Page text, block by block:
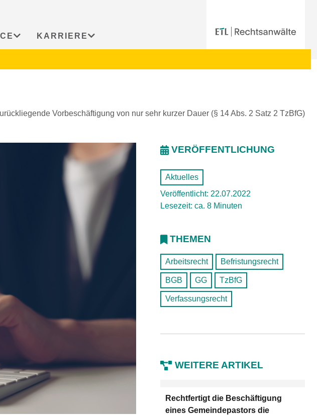
KARRIERE
Vorbeschäftigung von nur sehr kurzer Dauer (§ 14 Abs. 2 Satz 2 TzBfG)
VERÖFFENTLICHUNG
Aktuelles
Veröffentlicht: 22.07.2022
Lesezeit: ca. 8 Minuten
THEMEN
Arbeitsrecht Befristungsrecht
BGB GG TzBfG
Verfassungsrecht
WEITERE ARTIKEL
Rechtfertigt die Beschäftigung
eines Gemeindepastors die